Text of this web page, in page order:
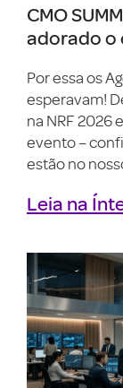
CMO
adorado o
Por essa os
esperavam!
na NRF 2026
evento –
estão no
Leia na